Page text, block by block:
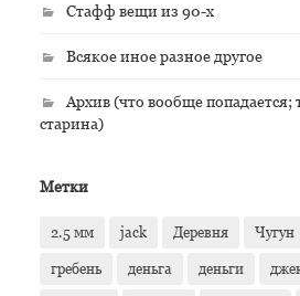
Стафф вещи из 90-х
Всякое иное разное другое
Архив (что вообще попадается;
старина)
Метки
2.5 мм jack Деревня Чугун
гребень деньга деньги